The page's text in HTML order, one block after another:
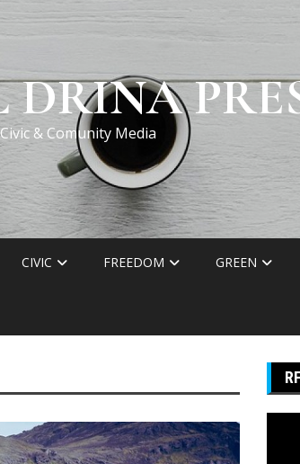
DRINA
Civic & Comunity Media
CIVIC FREEDOM GREEN